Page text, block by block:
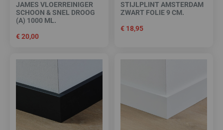
JAMES VLOERREINIGER
SCHOON & SNEL DROOG
(A) 1000 ML.
€20,00
STIJLPLINT AMSTERDAM
ZWART FOLIE 9 CM.
€ 18,95